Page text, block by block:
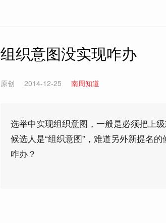
组织意图没实现咋办
原创 2014-12-25 南周知道
选举中实现组织意图，一般是必须把上
候选人是“组织意图”，难道另外新提名
咋办？